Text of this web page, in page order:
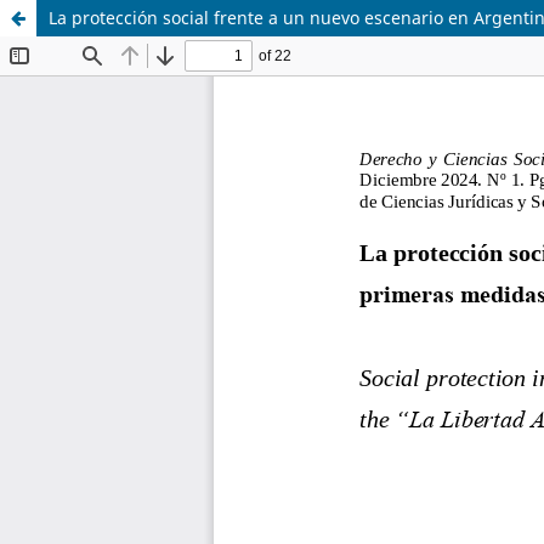
La protección social frente a un nuevo escenario en